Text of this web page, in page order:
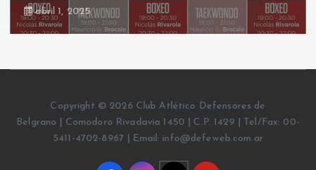
abril 1, 2025
Copyright © 2026 Club Atlético Defensores de
Belgrano | Comodoro Rivadavia 1450 | C.P. 1429 | Tel/Fax: 00-
5411-4702-8967 | Email: info@defeweb.com.ar